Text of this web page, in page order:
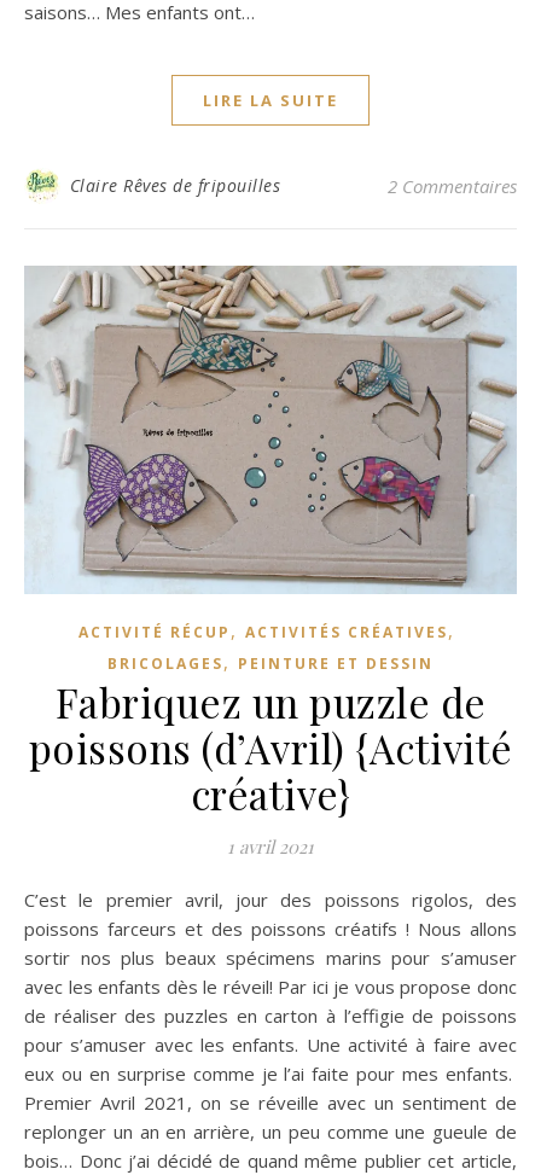
saisons… Mes enfants ont…
LIRE LA SUITE
Claire Rêves de fripouilles 2 Commentaires
ACTIVITÉ RÉCUP , ACTIVITÉS CRÉATIVES,
BRICOLAGES, PEINTURE ET DESSIN
Fabriquez un puzzle de
poissons (d’Avril) {Activité
créative}
1 avril 2021
C’est le premier avril, jour des poissons rigolos, des
poissons farceurs et des poissons créatifs ! Nous allons
sortir nos plus beaux spécimens marins pour s’amuser
avec les enfants dès le réveil! Par ici je vous propose donc
de réaliser des puzzles en carton à l’effigie de poissons
pour s’amuser avec les enfants. Une activité à faire avec
eux ou en surprise comme je l’ai faite pour mes enfants.
Premier Avril 2021, on se réveille avec un sentiment de
replonger un an en arrière, un peu comme une gueule de
bois… Donc j’ai décidé de quand même publier cet article,